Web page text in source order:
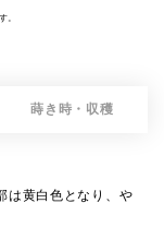
。
蒔き時・収穫
は黄白色となり、や